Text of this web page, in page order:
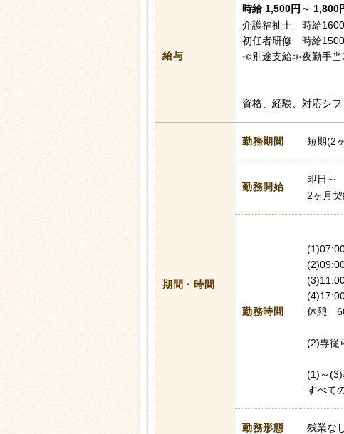
給与
時給 1,500円～ 1,800
介護福祉士 時給1600
初任者研修 時給1500
≪別途支給≫夜勤手
資格、経験、対応シ
期間・時間
勤務期間 短期(2
勤務開始
即日～
2ヶ月
勤務時間
休憩
(2)専従
(1)～
すべて
勤務形態 残業な